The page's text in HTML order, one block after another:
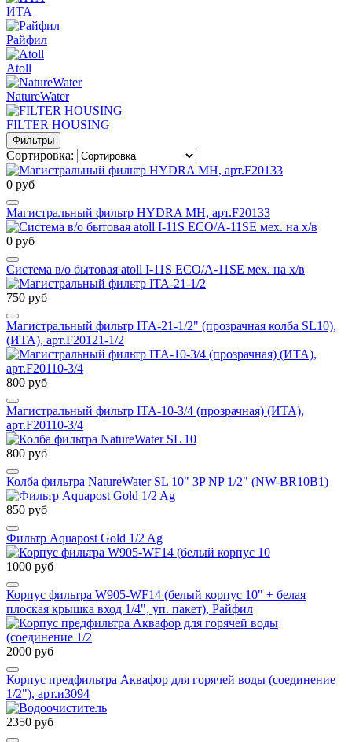
ИТА
Райфил
Atoll
NatureWater
FILTER HOUSING
Фильтры
Сортировка:
0 руб
Магистральный фильтр HYDRA MH, арт.F20133
0 руб
Система в/о бытовая atoll I-11S ECO/A-11SE мех. на х/в
750 руб
Магистральный фильтр ITA-21-1/2" (прозрачная колба SL10),
(ИТА), арт.F20121-1/2
800 руб
Магистральный фильтр ITA-10-3/4 (прозрачная) (ИТА),
арт.F20110-3/4
800 руб
Колба фильтра NatureWater SL 10" 3P NP 1/2" (NW-BR10B1)
850 руб
Фильтр Aquapost Gold 1/2 Ag
1000 руб
Корпус фильтра W905-WF14 (белый корпус 10" + белая
плоская крышка вход 1/4", уп. пакет), Райфил
2000 руб
Корпус предфильтра Аквафор для горячей воды (соединение
1/2"), арт.и3094
2350 руб